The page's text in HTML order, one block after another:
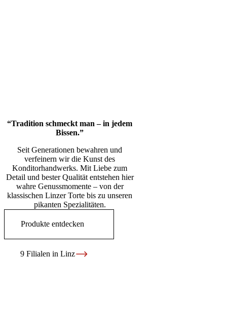
“Tradition schmeckt man – in jedem
Bissen.”
Seit Generationen bewahren und
verfeinern wir die Kunst des
Konditorhandwerks. Mit Liebe zum
Detail und bester Qualität entstehen hier
wahre Genussmomente – von der
klassischen Linzer Torte bis zu unseren
pikanten Spezialitäten.
Produkte entdecken
9 Filialen in Linz